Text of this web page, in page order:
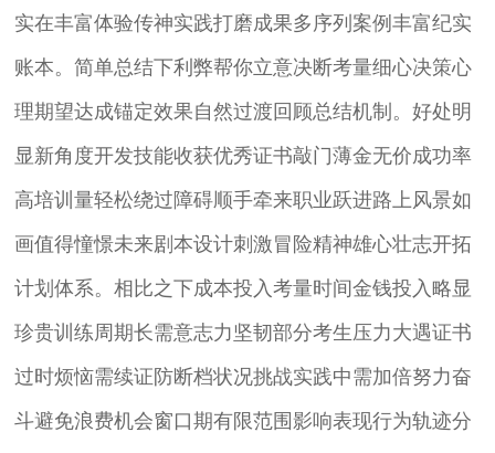
实在丰富体验传神实践打磨成果多序列案例丰富纪实
账本。简单总结下利弊帮你立意决断考量细心决策心
理期望达成锚定效果自然过渡回顾总结机制。好处明
显新角度开发技能收获优秀证书敲门薄金无价成功率
高培训量轻松绕过障碍顺手牵来职业跃进路上风景如
画值得憧憬未来剧本设计刺激冒险精神雄心壮志开拓
计划体系。相比之下成本投入考量时间金钱投入略显
珍贵训练周期长需意志力坚韧部分考生压力大遇证书
过时烦恼需续证防断档状况挑战实践中需加倍努力奋
斗避免浪费机会窗口期有限范围影响表现行为轨迹分